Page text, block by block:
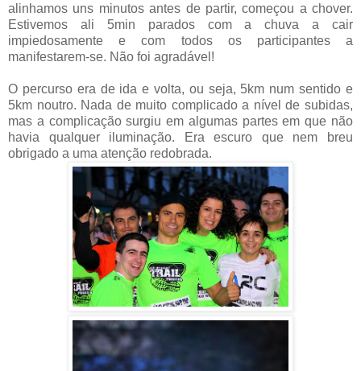
alinhamos uns minutos antes de partir, começou a chover.
Estivemos ali 5min parados com a chuva a cair
impiedosamente e com todos os participantes a
manifestarem-se. Não foi agradável!
O percurso era de ida e volta, ou seja, 5km num sentido e
5km noutro. Nada de muito complicado a nível de subidas,
mas a complicação surgiu em algumas partes em que não
havia qualquer iluminação. Era escuro que nem breu
obrigado a uma atenção redobrada.